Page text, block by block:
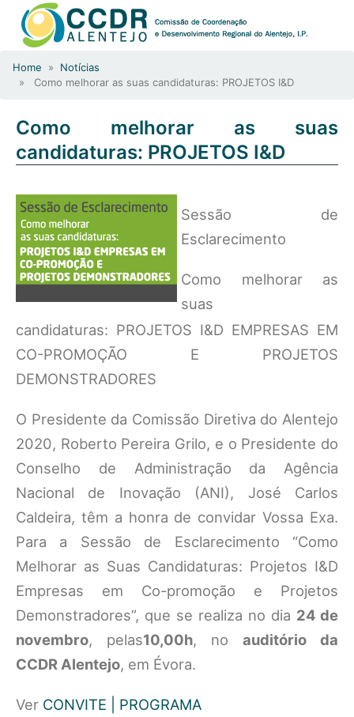
Home » Notícias
» Como melhorar as suas candidaturas: PROJETOS I&D
Como melhorar as suas
candidaturas: PROJETOS I&D
Sessão de
Esclarecimento
Como melhorar as
suas
candidaturas: PROJETOS I&D EMPRESAS EM
CO-PROMOÇÃO E PROJETOS
DEMONSTRADORES
O Presidente da Comissão Diretiva do Alentejo
2020, Roberto Pereira Grilo, e o Presidente do
Conselho de Administração da Agência
Nacional de Inovação (ANI), José Carlos
Caldeira, têm a honra de convidar Vossa Exa.
Para a Sessão de Esclarecimento “Como
Melhorar as Suas Candidaturas: Projetos I&D
Empresas em Co-promoção e Projetos
Demonstradores”, que se realiza no dia 24 de
novembro, pelas10,00h, no auditório da
CCDR Alentejo, em Évora.
Ver CONVITE | PROGRAMA